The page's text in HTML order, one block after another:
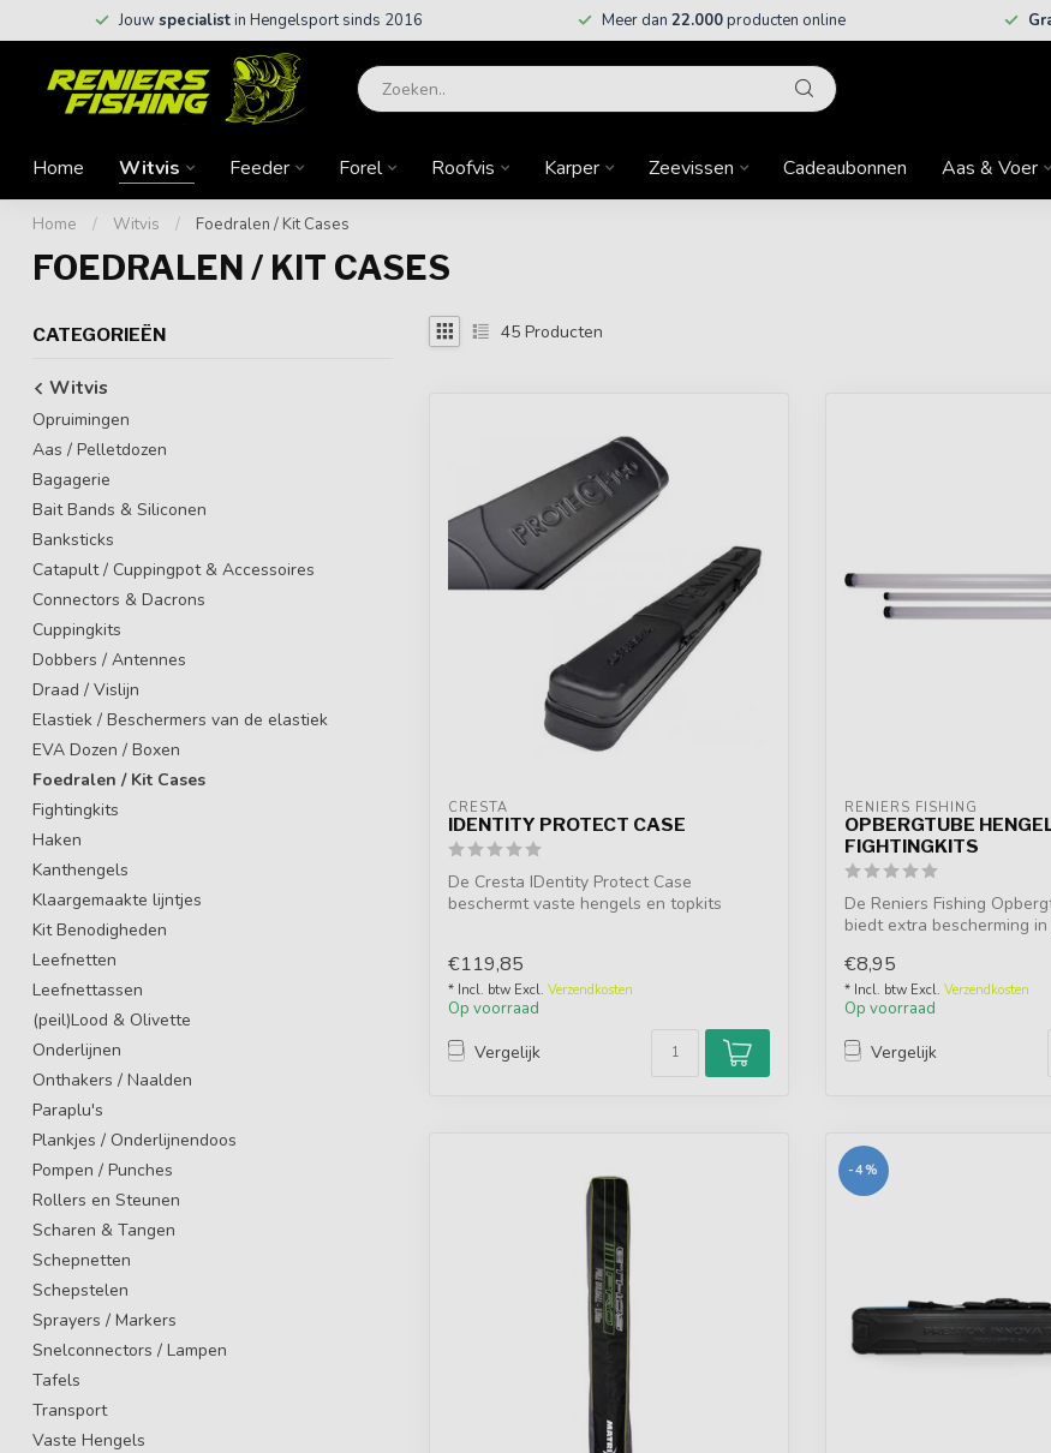
Jouwspecialistin Hengelsport sinds 2016 Meer dan 22.000producten online
Home Witvis Feeder Forel Roofvis Karper Zeevissen Cadeaubonnen Aas & Voer
Home / Witvis / Foedralen / Kit Cases
FOEDRALEN / KIT CASES
CATEGORIEËN
Witvis
Opruimingen
Aas / Pelletdozen
Bagagerie
Bait Bands & Siliconen
Banksticks
Catapult / Cuppingpot & Accessoires
Connectors & Dacrons
Cuppingkits
Dobbers / Antennes
Draad / Vislijn
Elastiek / Beschermers van de elastiek
EVA Dozen / Boxen
Foedralen / Kit Cases
Fightingkits
Haken
Kanthengels
Klaargemaakte lijntjes
Kit Benodigheden
Leefnetten
Leefnettassen
(peil)Lood & Olivette
Onderlijnen
Onthakers / Naalden
Paraplu's
Plankjes / Onderlijnendoos
Pompen / Punches
Rollers en Steunen
Scharen & Tangen
Schepnetten
Schepstelen
Sprayers / Markers
Snelconnectors / Lampen
Tafels
Transport
Vaste Hengels
45 Producten
CRESTA
IDENTITY PROTECT CASE
De Cresta IDentity Protect Case
beschermt vaste hengels en topkits
€119,85
* Incl. btw Excl. Verzendkosten
Op voorraad
Vergelijk
RENIERS FISHING
OPBERGTUBE
FIGHTINGKITS
De Reniers Fishing
biedt extra bescherming
€8,95
* Incl. btw Excl. Verzendkosten
Op voorraad
Vergelijk
-4%